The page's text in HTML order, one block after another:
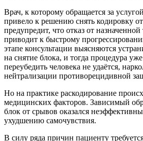
Врач, к которому обращается за
привело к решению снять кодировку
предупредит, что отказ от
приводит к быстрому
этапе консультации выясняются
на снятие блока, и тогда процедура
переубедить человека не удаётся,
нейтрализации противорецидивной
Но на практике раскодирование
медицинских факторов. Зависимый
блок от срывов оказался
ухудшению самочувствия.
В силу ряда причин пациенту